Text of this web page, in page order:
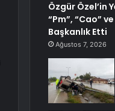
Özgür Özel’in
“Pm”, “Cao”
Başkanlık Etti
Ağustos 7, 2026